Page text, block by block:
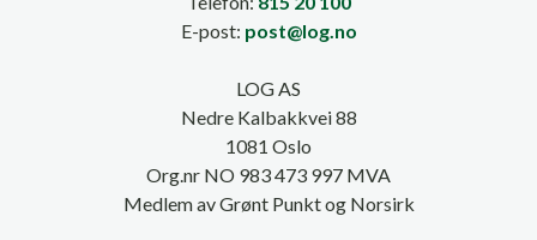
E-post: post@log.no
LOG AS
Nedre Kalbakkvei 88
1081 Oslo
Org.nr NO 983 473 997 MVA
Medlem av Grønt Punkt og Norsirk